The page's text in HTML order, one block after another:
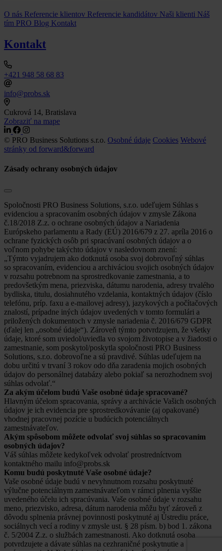
O nás Referencie klientov Referencie kandidátov Naši klienti Náš
tím PRO Blog Kontakt
Kontakt
+421 948 58 68 83
info@probs.sk
Cukrová 14, Bratislava
Zobraziť na mape
© PRO Business Solutions s.r.o. Osobné údaje Cookies Webové
stránky od forward&forward
Zásady ochrany osobných údajov
Spoločnosti PRO Business Solutions, s.r.o. udeľujem Súhlas s
evidenciou a spracovaním osobných údajov v zmysle Zákona
č.18/2018 Z.z. o ochrane osobných údajov a Nariadenia
Európskeho parlamentu a Rady (EÚ) 2016/679 z 27. apríla 2016 o
ochrane fyzických osôb pri spracúvaní osobných údajov a o
voľnom pohybe takýchto údajov v nasledovnom znení:
„Týmto vyjadrujem ako dotknutá osoba svoj dobrovoľný súhlas
so spracovaním, evidenciou a archiváciou svojich osobných údajov
v rozsahu potrebnom na sprostredkovanie zamestnania, a to
predovšetkým mena, priezviska, dátumu narodenia, adresy trvalého
bydliska, titulu, dosiahnutého vzdelania, kontaktných údajov (číslo
telefónu, príp. faxu a e-mailovej adresy), jazykových a počítačových
znalostí, prípadne iných údajov uvedených v tomto formulári a
priložených dokumentoch v zmysle nariadenia č. 2016/679 GDPR
(ďalej len „osobné údaje“). Zároveň týmto potvrdzujem, že všetky
údaje, ktoré som uviedol/uviedla vo svojom životopise a v žiadosti o
zamestnanie, som poskytol/poskytla spoločnosti PRO Business
Solutions, s.r.o. dobrovoľne a sú pravdivé. Súhlas udeľujem na
dobu určitú v trvaní 3 rokov odo dňa zaradenia mojich osobných
údajov do personálnej databázy alebo pokiaľ sa nerozhodnem svoj
súhlas odvolať.“
Za akým účelom budú Vaše osobné údaje spracované?
Hlavným účelom spracovania, správy a archivácie Vašich osobných
údajov je ich evidencia pre sprostredkovávanie (aj opakované)
vhodnej pracovnej pozície u budúcich potenciálnych
zamestnávateľov.
Akým spôsobom môžete odvolať svoj súhlas so spracovaním
osobných údajov?
Váš súhlas môžete kedykoľvek odvolať prostredníctvom
kontaktného mailu info@probs.sk
Komu budú poskytnuté Vaše osobné údaje?
Vaše osobné údaje budú v nevyhnutnom rozsahu poskytnuté
výlučne potenciálnym zamestnávateľom v rámci plnenia vyššie
uvedeného účelu ich spracúvania. Vaše osobné údaje v rozsahu
meno, priezvisko, adresa, dátum narodenia môžu byť zároveň z
dôvodu splnenia právnej povinnosti poskytnuté aj Ústrediu práce,
sociálnych vecí a rodiny v zmysle ust. § 28 písm. b) bod 1. zákona
č. 5/2004 Z.z. o službách zamestnanosti. Ako dotknutá osoba
potvrdzujete a dávate súhlas na cezhraničné poskytnutie a